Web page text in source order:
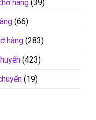
hàng (39)
(66)
hàng (283)
(423)
(19)